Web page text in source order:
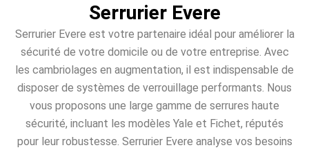
Serrurier Evere
Serrurier Evere est votre partenaire idéal pour améliorer la
sécurité de votre domicile ou de votre entreprise. Avec
les cambriolages en augmentation, il est indispensable de
disposer de systèmes de verrouillage performants. Nous
vous proposons une large gamme de serrures haute
sécurité, incluant les modèles Yale et Fichet, réputés
pour leur robustesse. Serrurier Evere analyse vos besoins